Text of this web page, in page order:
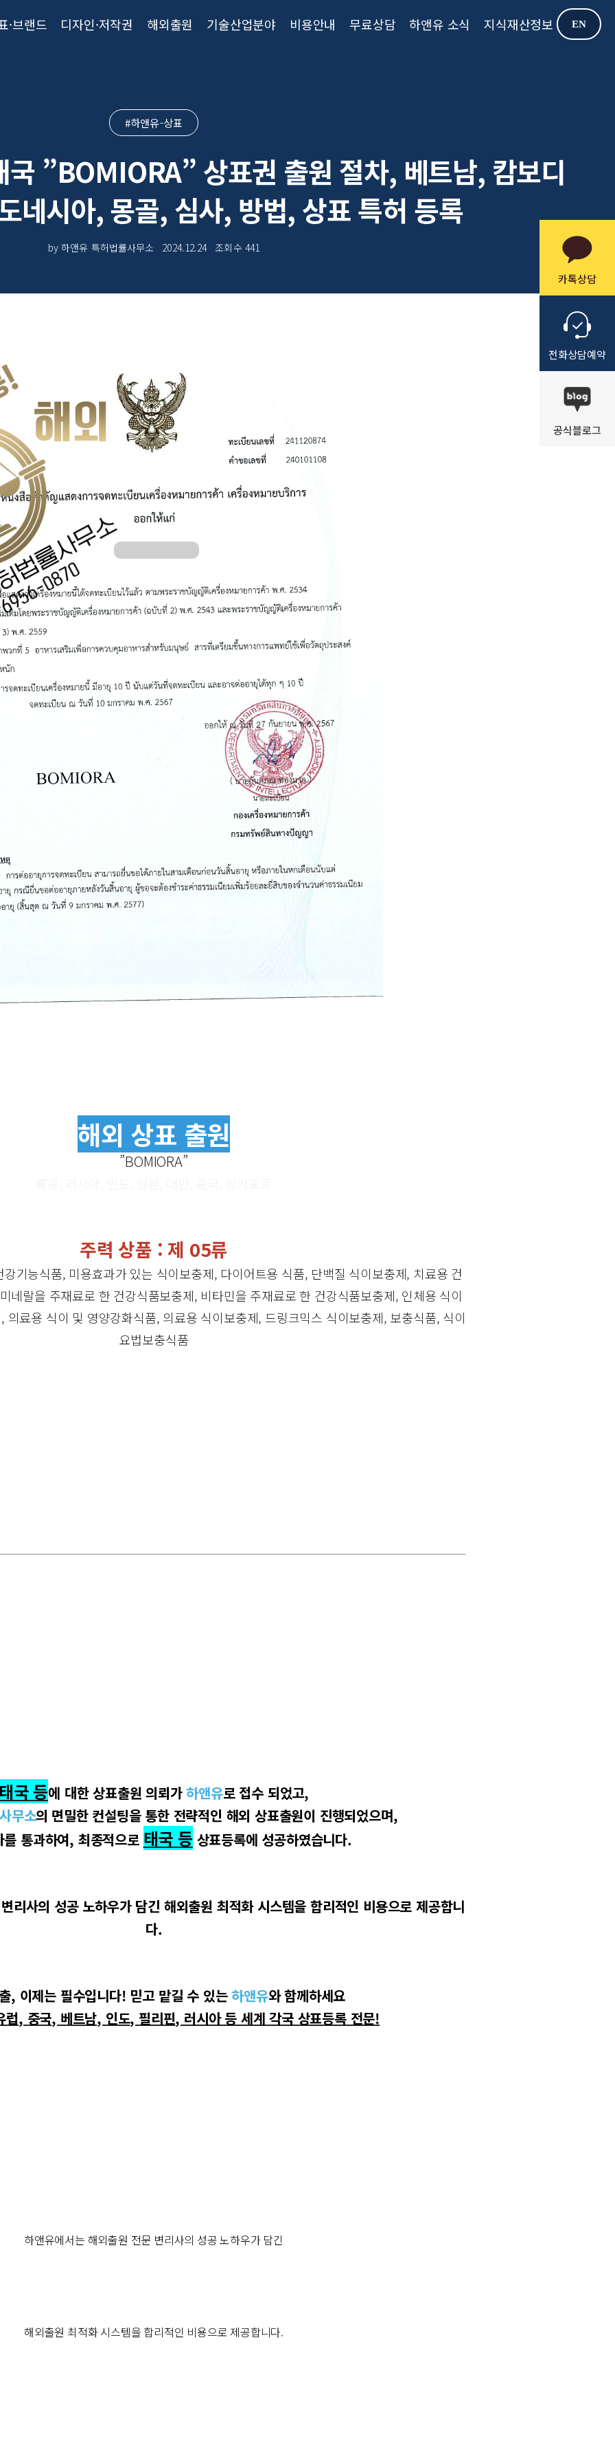
·브랜드 디자인·저작권 해외출원 기술산업분야 비용안내 무료상담 하앤유 소식 지식재산정보 EN
카톡상담
전화상담예약
공식블로그
#하앤유-상표
”BOMIORA” 상표권 출원 절차, 베트남, 캄보디
네시아, 몽골, 심사, 방법, 상표 특허 등록
by 하앤유 특허법률사무소 2024.12.24 조회수 441
해외 상표 출원
”BOMIORA”
주력 상품 :제 05류
기능식품, 미용효과가 있는 식이보충제, 다이어트용 식품, 단백질 식이보충제, 치료용 건
네랄을 주재료로 한 건강식품보충제, 비타민을 주재료로 한 건강식품보충제, 인체용 식이
의료용 식이 및 영양강화식품, 의료용 식이보충제, 드링크믹스 식이보충제, 보충식품, 식이
요법보충식품
태국 등에 대한 상표출원 의뢰가하앤유로접수 되었고,
무소의 면밀한 컨설팅을 통한 전략적인 해외 상표출원이 진행되었으며,
통과하여, 최종적으로 태국 등 상표등록에 성공하였습니다.
리사의 성공 노하우가 담긴 해외출원 최적화 시스템을 합리적인 비용으로 제공합니
다.
, 이제는 필수입니다! 믿고 맡길 수 있는하앤유와함께하세요
럽, 중국, 베트남, 인도, 필리핀, 러시아 등 세계 각국 상표등록 전문!
하앤유에서는 해외출원 전문 변리사의 성공 노하우가 담긴
해외출원 최적화 시스템을 합리적인 비용으로 제공합니다.